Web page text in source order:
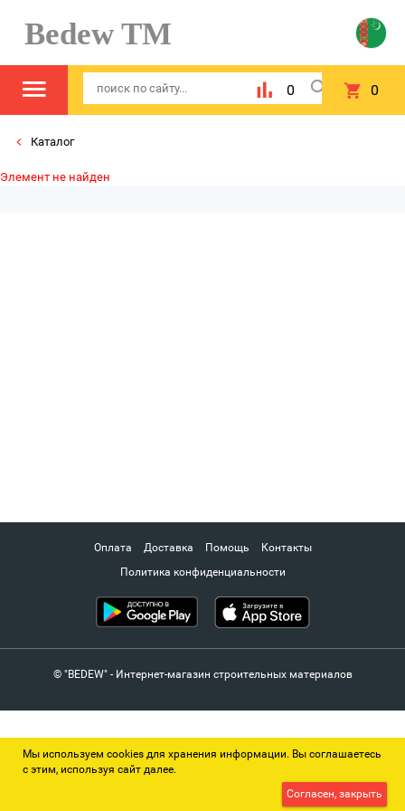
Bedew TM
0 0
Каталог
Элемент не найден
Оплата Доставка Помощь
Контакты
Политика конфиденциальности
© "BEDEW" - Интернет-магазин строительных материалов
Мы используем cookies для хранения информации. Вы соглашаетесь
с этим, используя сайт далее.
Согласен, закрыть